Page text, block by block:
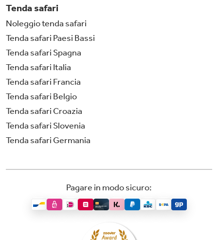
Tenda safari
Noleggio tenda safari
Tenda safari Paesi Bassi
Tenda safari Spagna
Tenda safari Italia
Tenda safari Francia
Tenda safari Belgio
Tenda safari Croazia
Tenda safari Slovenia
Tenda safari Germania
Pagare in modo sicuro: